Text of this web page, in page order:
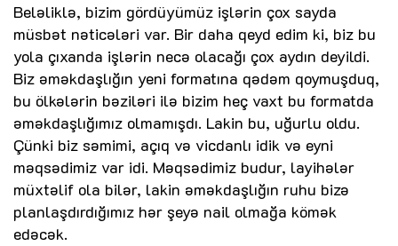
Beləliklə, bizim gördüyümüz işlərin çox sayda
müsbət nəticələri var. Bir daha qeyd edim ki, biz bu
yola çıxanda işlərin necə olacağı çox aydın deyildi.
Biz əməkdaşlığın yeni formatına qədəm qoymuşduq,
bu ölkələrin bəziləri ilə bizim heç vaxt bu formatda
əməkdaşlığımız olmamışdı. Lakin bu, uğurlu oldu.
Çünki biz səmimi, açıq və vicdanlı idik və eyni
məqsədimiz var idi. Məqsədimiz budur, layihələr
müxtəlif ola bilər, lakin əməkdaşlığın ruhu bizə
planlaşdırdığımız hər şeyə nail olmağa kömək
edəcək.